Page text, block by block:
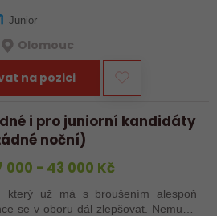
Junior
Olomouc
na pozici
i pro juniorní kandidáty
noční)
000 - 43 000 Kč
který už má s broušením alespoň
v oboru dál zlepšovat. Nemusíš